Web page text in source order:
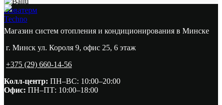
Новатерм
Techno
Магазин систем отопления и кондиционирования в Минске
г. Минск ул. Короля 9, офис 25, 6 этаж
+375 (29) 660-14-56
Колл-центр: ПН–ВС: 10:00–20:00​
Офис: ПН–ПТ: 10:00–18:00